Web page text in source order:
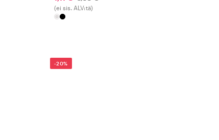
(ei sis. ALV:tä)
-20%